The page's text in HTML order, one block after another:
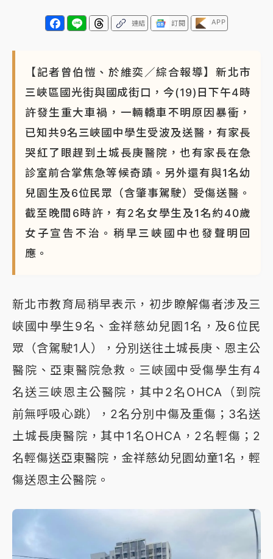
連結 訂閱 APP
【記者曾伯愷、於維奕／綜合報導】新北市
三峽區國光街與國成街口，今(19)日下午4時
許發生重大車禍，一輛轎車不明原因暴衝，
已知共9名三峽國中學生受波及送醫，有家長
哭紅了眼趕到土城長庚醫院，也有家長在急
診室前合掌焦急等候奇蹟。另外還有與1名幼
兒園生及6位民眾（含肇事駕駛）受傷送醫。
截至晚間6時許，有2名女學生及1名約40歲
女子宣告不治。稍早三峽國中也發聲明回
應。
新北市教育局稍早表示，初步瞭解傷者涉及三
峽國中學生9名、金祥慈幼兒園1名，及6位民
眾（含駕駛1人），分別送往土城長庚、恩主公
醫院、亞東醫院急救。三峽國中受傷學生有4
名送三峽恩主公醫院，其中2名OHCA（到院
前無呼吸心跳），2名分別中傷及重傷；3名送
土城長庚醫院，其中1名OHCA，2名輕傷；2
名輕傷送亞東醫院，金祥慈幼兒園幼童1名，輕
傷送恩主公醫院。